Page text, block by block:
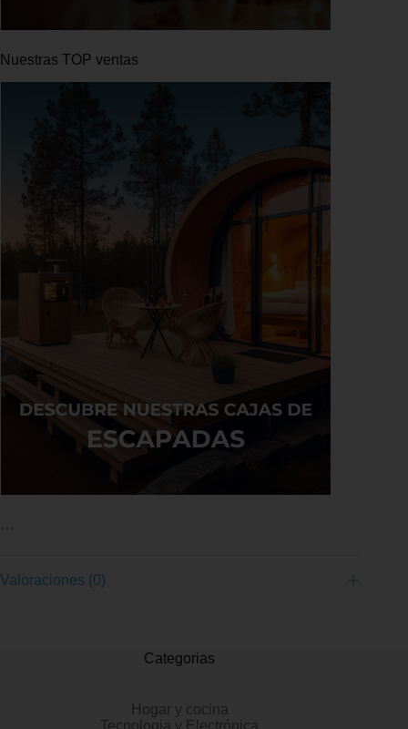
Nuestras TOP ventas
…
Valoraciones (0)
Categorias
Hogar y cocina
Tecnologia y Electrónica